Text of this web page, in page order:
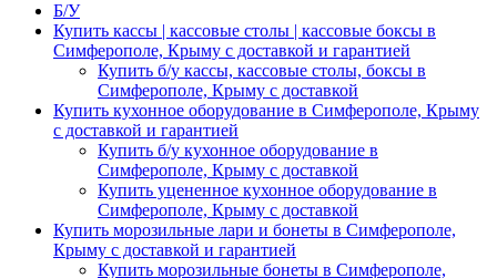
Б/У
Купить кассы | кассовые столы | кассовые боксы в
Симферополе, Крыму с доставкой и гарантией
Купить б/у кассы, кассовые столы, боксы в
Симферополе, Крыму с доставкой
Купить кухонное оборудование в Симферополе, Крыму
с доставкой и гарантией
Купить б/у кухонное оборудование в
Симферополе, Крыму с доставкой
Купить уцененное кухонное оборудование в
Симферополе, Крыму с доставкой
Купить морозильные лари и бонеты в Симферополе,
Крыму с доставкой и гарантией
Купить морозильные бонеты в Симферополе,